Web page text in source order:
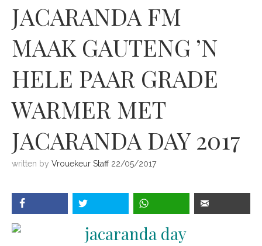
JACARANDA FM
MAAK GAUTENG ’N
HELE PAAR GRADE
WARMER MET
JACARANDA DAY 2017
written by Vrouekeur Staff 22/05/2017